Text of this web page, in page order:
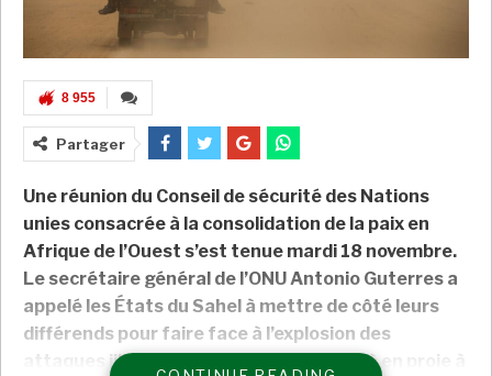
8 955
Partager
Une réunion du Conseil de sécurité des Nations
unies consacrée à la consolidation de la paix en
Afrique de l’Ouest s’est tenue mardi 18 novembre.
Le secrétaire général de l’ONU Antonio Guterres a
appelé les États du Sahel à mettre de côté leurs
différends pour faire face à l’explosion des
attaques jihadistes dans une région déjà en proie à